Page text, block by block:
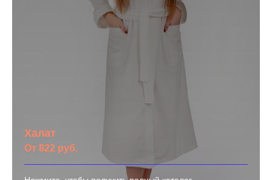
Халат
От 822 руб.